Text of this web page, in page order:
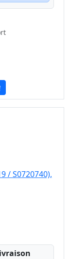
/ S0720740),